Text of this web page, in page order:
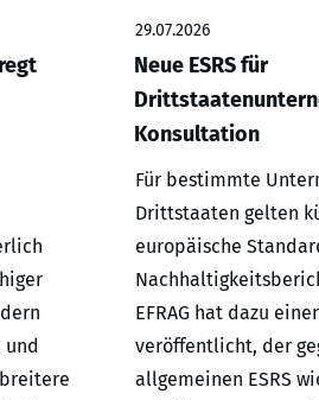
29.07.2026
Neue ESRS für
Konsultation
Für bestimmte
Drittstaaten gelten
europäische
EFRAG hat dazu
veröffentlicht, der
allgemeinen ESRS